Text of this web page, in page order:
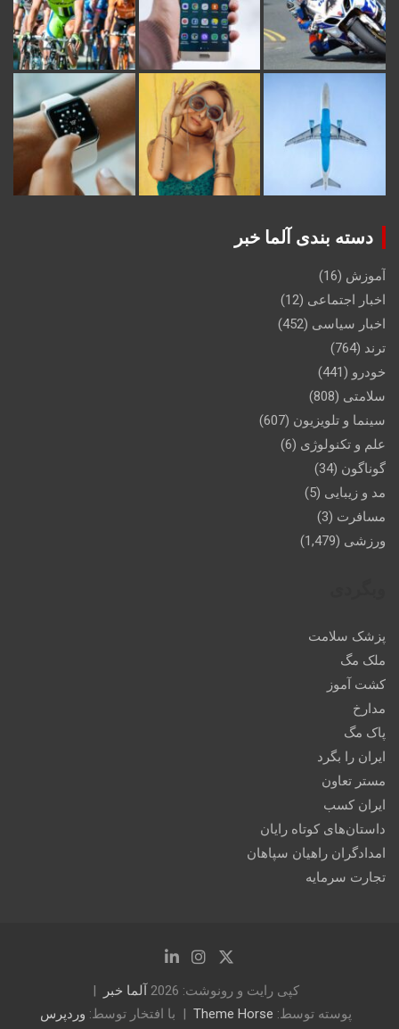
دسته بندی آلما خبر
آموزش (16)
اخبار اجتماعی (12)
اخبار سیاسی (452)
ترند (764)
خودرو (441)
سلامتی (808)
سینما و تلویزیون (607)
علم و تکنولوژی (6)
گوناگون (34)
مد و زیبایی (5)
مسافرت (3)
ورزشی (1,479)
پزشک سلامت
ملک مگ
کشت آموز
مدارخ
پاک مگ
ایران را بگرد
مستر تعاون
ایران کسب
داستان‌های کوتاه رایان
امدادگران راهیان سپاهان
تجارت سرمایه
کپی رایت و رونوشت: 2026
آلما خبر
پوسته توسط: Theme Horse با افتخار توسط: وردپرس